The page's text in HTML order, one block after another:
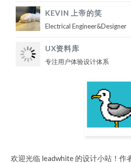
KEVIN 上帝的笑
Electrical Engineer&Designer
UX资料库
专注用户体验设计体系
欢迎光临 leadwhite 的设计小站！作